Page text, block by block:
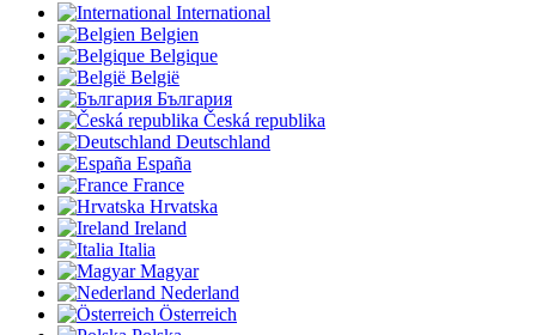
International
Belgien
Belgique
België
България
Česká republika
Deutschland
España
France
Hrvatska
Ireland
Italia
Magyar
Nederland
Österreich